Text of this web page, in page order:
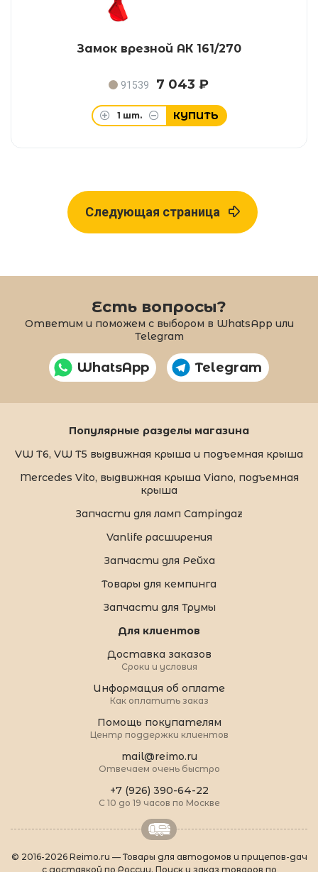
Замок врезной АК 161/270
91539 7 043 ₽
1 шт. КУПИТЬ
Следующая страница
Есть вопросы?
Ответим и поможем с выбором в WhatsApp или
Telegram
WhatsApp Telegram
Популярные разделы магазина
VW T6, VW T5 выдвижная крыша и подъемная крыша
Mercedes Vito, выдвижная крыша Viano, подъемная
крыша
Запчасти для ламп Campingaz
Vanlife расширения
Запчасти для Рейха
Товары для кемпинга
Запчасти для Трумы
Для клиентов
Доставка заказов
Сроки и условия
Информация об оплате
Как оплатить заказ
Помощь покупателям
Центр поддержки клиентов
mail@reimo.ru
Отвечаем очень быстро
+7 (926) 390-64-22
С 10 до 19 часов по Москве
© 2016-2026 Reimo.ru — Товары для автодомов и прицепов-дач
с доставкой по России. Поиск и заказ товаров по